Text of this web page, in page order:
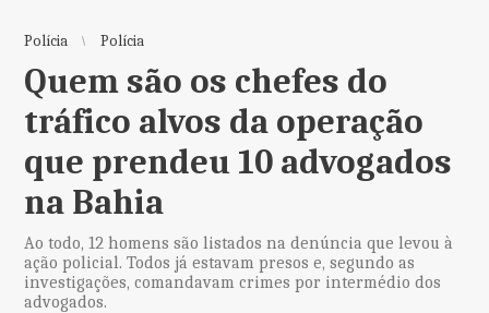
Polícia Polícia
Quem são os chefes do
tráfico alvos da operação
que prendeu 10 advogados
na Bahia
Ao todo, 12 homens são listados na denúncia que levou à
ação policial. Todos já estavam presos e, segundo as
investigações, comandavam crimes por intermédio dos
advogados.